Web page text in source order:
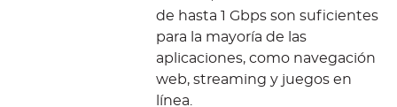
de hasta 1 Gbps son suficientes
para la mayoría de las
aplicaciones, como navegación
web, streaming y juegos en
línea.